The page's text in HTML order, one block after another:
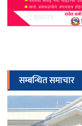
सम्बन्धित समाचार